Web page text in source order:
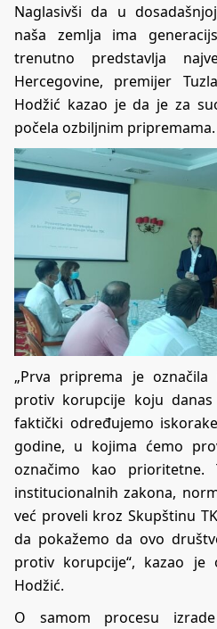
Naglasivši da u
naša zemlja ima
trenutno predstavlja
Hercegovine, premijer
Hodžić kazao je da je za
počela ozbiljnim pripremama.
„Prva priprema je
protiv korupcije koju
faktički određujemo
godine, u kojima ćemo
označimo kao
institucionalnih zakona,
već proveli kroz Skupštinu
da pokažemo da ovo
protiv korupcije“, kazao
Hodžić.
O samom procesu